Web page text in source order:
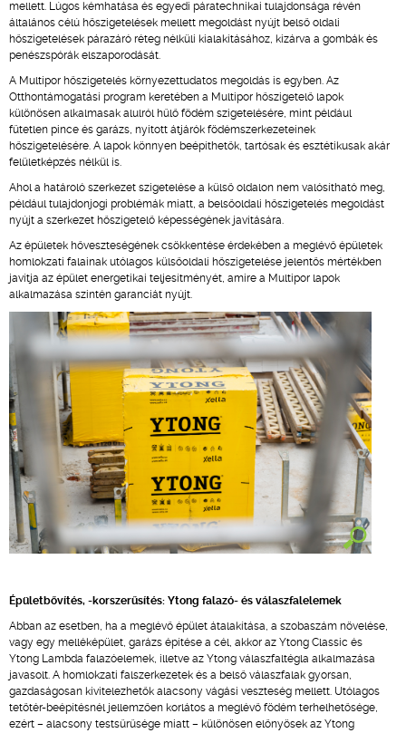
mellett. Lúgos kémhatása és egyedi páratechnikai tulajdonsága révén
általános célú hőszigetelések mellett megoldást nyújt belső oldali
hőszigetelések párazáró réteg nélküli kialakításához, kizárva a gombák és
penészspórák elszaporodását.
A Multipor hőszigetelés környezettudatos megoldás is egyben. Az
Otthontámogatási program keretében a Multipor hőszigetelő lapok
különösen alkalmasak alulról hűlő födém szigetelésére, mint például
fűtetlen pince és garázs, nyitott átjárók födémszerkezeteinek
hőszigetelésére. A lapok könnyen beépíthetők, tartósak és esztétikusak akár
felületképzés nélkül is.
Ahol a határoló szerkezet szigetelése a külső oldalon nem valósítható meg,
például tulajdonjogi problémák miatt, a belsőoldali hőszigetelés megoldást
nyújt a szerkezet hőszigetelő képességének javítására.
Az épületek hőveszteségének csökkentése érdekében a meglévő épületek
homlokzati falainak utólagos külsőoldali hőszigetelése jelentős mértékben
javítja az épület energetikai teljesítményét, amire a Multipor lapok
alkalmazása szintén garanciát nyújt.
Épületbővítés, -korszerűsítés: Ytong falazó- és válaszfalelemek
Abban az esetben, ha a meglévő épület átalakítása, a szobaszám növelése,
vagy egy melléképület, garázs építése a cél, akkor az Ytong Classic és
Ytong Lambda falazóelemek, illetve az Ytong válaszfaltégla alkalmazása
javasolt. A homlokzati falszerkezetek és a belső válaszfalak gyorsan,
gazdaságosan kivitelezhetők alacsony vágási veszteség mellett. Utólagos
tetőtér-beépítésnél jellemzően korlátos a meglévő födém terhelhetősége,
ezért – alacsony testsűrűsége miatt – különösen előnyösek az Ytong